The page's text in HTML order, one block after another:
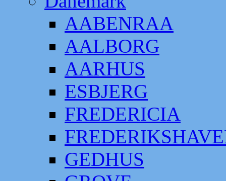
AABENRAA
AALBORG
AARHUS
ESBJERG
FREDERICIA
GEDHUS